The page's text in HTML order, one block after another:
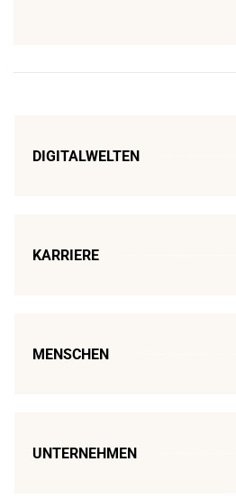
DIGITALWELTEN
KARRIERE
MENSCHEN
UNTERNEHMEN